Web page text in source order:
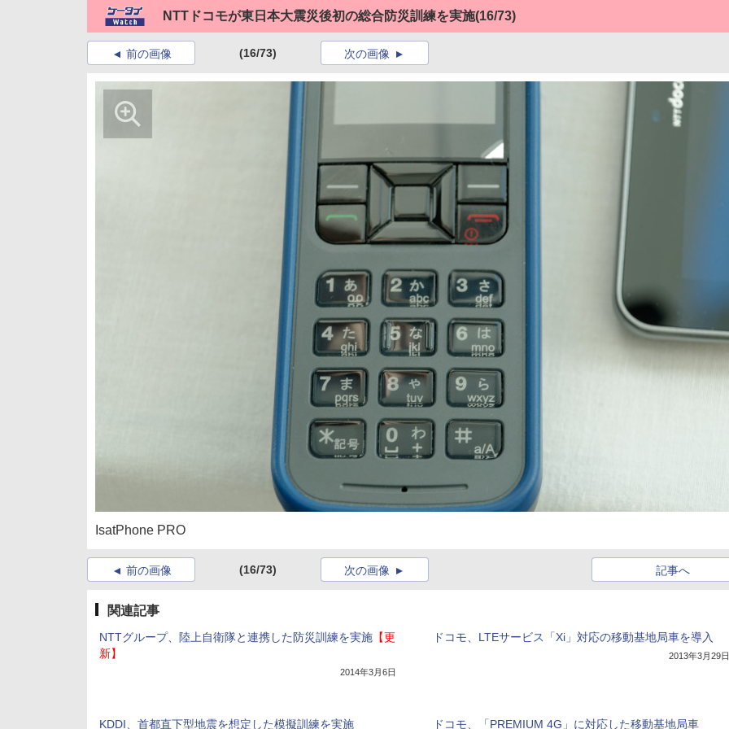
NTTドコモが東日本大震災後初の総合防災訓練を実施(16/73)
前の画像 (16/73) 次の画像
IsatPhone PRO
前の画像 (16/73) 記事へ
次の画像
関連記事
NTTグループ、陸上自衛隊と連携した防災訓練を実施 【更
新】
2014年3月6日
ドコモ、LTEサービス「Xi」対応の移動基地局車を導入
2013年3月29日
KDDI、首都直下型地震を想定した模擬訓練を実施 ドコモ、「PREMIUM 4G」に対応した移動基地局車